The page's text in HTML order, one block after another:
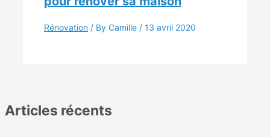
Rénovation / By Camille / 13 avril 2020
Articles récents